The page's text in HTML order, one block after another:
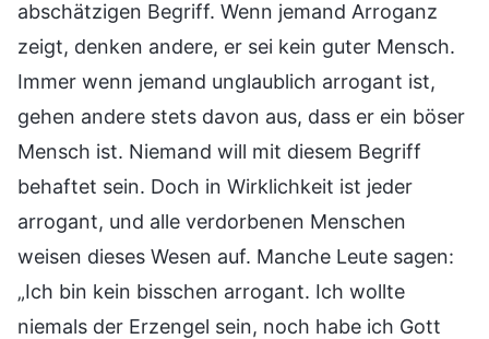
abschätzigen Begriff. Wenn jemand Arroganz
zeigt, denken andere, er sei kein guter Mensch.
Immer wenn jemand unglaublich arrogant ist,
gehen andere stets davon aus, dass er ein böser
Mensch ist. Niemand will mit diesem Begriff
behaftet sein. Doch in Wirklichkeit ist jeder
arrogant, und alle verdorbenen Menschen
weisen dieses Wesen auf. Manche Leute sagen:
„Ich bin kein bisschen arrogant. Ich wollte
niemals der Erzengel sein, noch habe ich Gott